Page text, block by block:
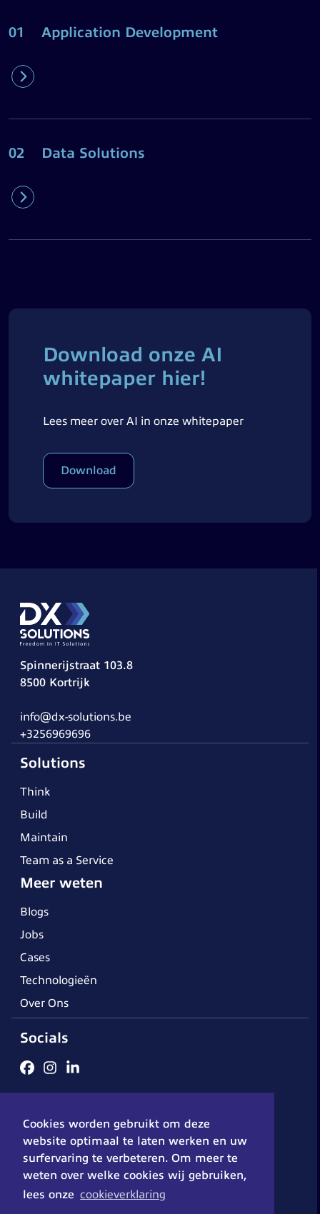
Cookies worden gebruikt om deze
website optimaal te laten werken en uw
surfervaring te verbeteren. Om meer te
weten over welke cookies wij gebruiken,
lees onze cookieverklaring
01 Application Development
02 Data Solutions
Download onze AI
whitepaper hier!
Lees meer over AI in onze whitepaper
Download
Spinnerijstraat 103.8
8500 Kortrijk
info@dx-solutions.be
+3256969696
Solutions
Think
Build
Maintain
Team as a Service
Meer weten
Blogs
Jobs
Cases
Technologieën
Over Ons
Socials
Privacybeleid© 2026 - DX-Solutions